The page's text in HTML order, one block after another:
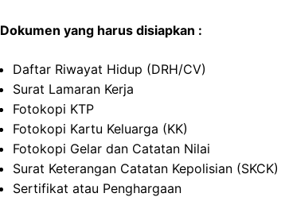
Dokumen yang harus disiapkan :
Daftar Riwayat Hidup (DRH/CV)
Surat Lamaran Kerja
Fotokopi KTP
Fotokopi Kartu Keluarga (KK)
Fotokopi Gelar dan Catatan Nilai
Surat Keterangan Catatan Kepolisian (SKCK)
Sertifikat atau Penghargaan